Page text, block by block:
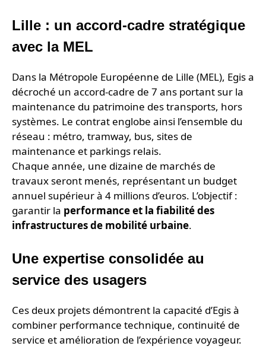
Lille : un accord-cadre stratégique
avec la MEL
Dans la Métropole Européenne de Lille (MEL), Egis a
décroché un accord-cadre de 7 ans portant sur la
maintenance du patrimoine des transports, hors
systèmes. Le contrat englobe ainsi l’ensemble du
réseau : métro, tramway, bus, sites de
maintenance et parkings relais.
Chaque année, une dizaine de marchés de
travaux seront menés, représentant un budget
annuel supérieur à 4 millions d’euros. L’objectif :
garantir la performance et la fiabilité des
infrastructures de mobilité urbaine.
Une expertise consolidée au
service des usagers
Ces deux projets démontrent la capacité d’Egis à
combiner performance technique, continuité de
service et amélioration de l’expérience voyageur.